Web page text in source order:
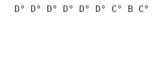
D° D° D° D° D° D° C° B C°